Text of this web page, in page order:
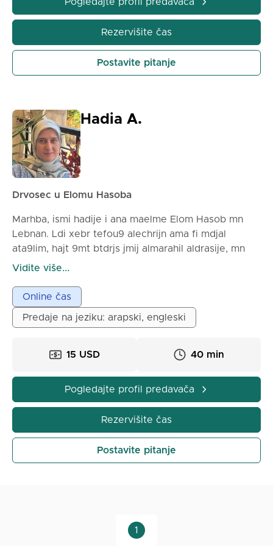
okruženju. Ovde sam da vam pomognem da
postignete svoje ciljeve glatko i sa
Rezervišite čas
Postavite pitanje
Hadia A.
Drvosec u Elomu Hasoba
Marhba, ismi hadije i ana maelme Elom Hasob mn
Lebnan. Ldi xebr tefou9 alechrijn ama fi mdjal
ata9lim, hajt 9mt btdrjs jmij almarahil aldrasije, mn
rijad al aTfal wSola ila almarhil alfanoije. Ahmil
Arkz fi amli ala djl amlije ata9lim mmta9a wmfida fi
an wa ahd, lda a9wm btadiil altamarij walmhtwa
aldrasij linasb miwl w9drat kl tlmij.
Vidite više...
Online čas
Predaje na jeziku: arapski, engleski
15 USD 40 min
Pogledajte profil predavača
Rezervišite čas
Postavite pitanje
1